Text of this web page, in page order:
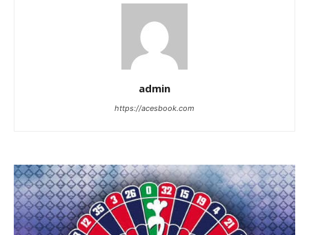
admin
https://acesbook.com